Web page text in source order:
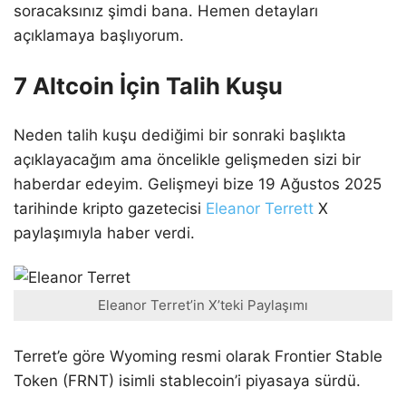
soracaksınız şimdi bana. Hemen detayları
açıklamaya başlıyorum.
7 Altcoin İçin Talih Kuşu
Neden talih kuşu dediğimi bir sonraki başlıkta
açıklayacağım ama öncelikle gelişmeden sizi bir
haberdar edeyim. Gelişmeyi bize 19 Ağustos 2025
tarihinde kripto gazetecisi Eleanor Terrett X
paylaşımıyla haber verdi.
Eleanor Terret’in X’teki Paylaşımı
Terret’e göre Wyoming resmi olarak Frontier Stable
Token (FRNT) isimli stablecoin’i piyasaya sürdü.